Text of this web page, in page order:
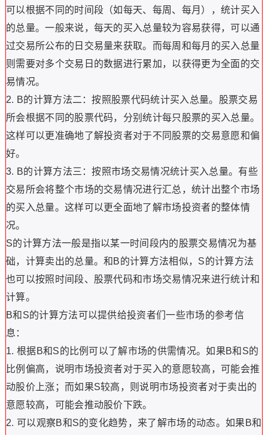
可以根据不同的时间段（如每天、每周、每月），统计买入
的总量。一般来说，每天的买入总量较为容易获得，可以通
过交易所公布的日交易量来获取。而每周和每月的买入总量
则需要对多个交易日的数据进行累加，以获得更为全面的交
易情况。
2. B的计算方法二：按照股票代码统计买入总量。股票交易
所会根据不同的股票代码，分别统计每只股票的买入总量。
这样可以更准确地了解投资者对于不同股票的交易意愿和偏
好。
3. B的计算方法三：按照市场交易情况统计买入总量。有些
交易所会将整个市场的交易情况进行汇总，统计出整个市场
的买入总量。这样可以更全面地了解市场投资者的整体情
况。
S的计算方法一般是指以某一时间段内的股票交易情况为基
础，计算卖出的总量。和B的计算方法相似，S的计算方法
也可以按照时间段、股票代码和市场交易情况来进行统计和
计算。
B和S的计算方法可以提供给投资者们一些市场的参考信
息：
1. 根据B和S的比例可以了解市场的供需情况。如果B和S的
比例偏高，说明市场投资者对于买入的意愿较高，可能会推
动股价上涨；而如果S较高，则说明市场投资者对于卖出的
意愿较高，可能会推动股价下跌。
2. 可以观察B和S的变化趋势，来了解市场的动态。如果B和